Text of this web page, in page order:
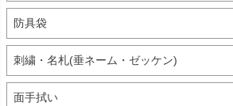
防具袋
刺繍・名札(垂ネーム・ゼッケン)
面手拭い